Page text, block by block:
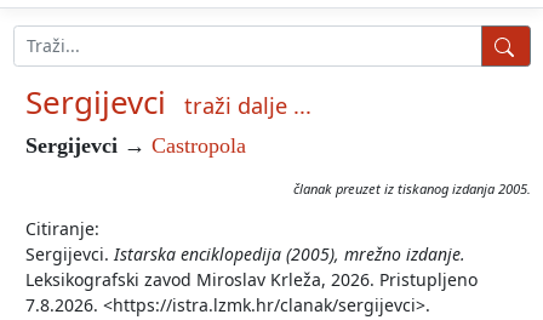
Sergijevci traži dalje ...
Sergijevci → Castropola
članak preuzet iz tiskanog izdanja 2005.
Citiranje:
Sergijevci. Istarska enciklopedija (2005), mrežno izdanje.
Leksikografski zavod Miroslav Krleža, 2026. Pristupljeno
7.8.2026. <https://istra.lzmk.hr/clanak/sergijevci>.